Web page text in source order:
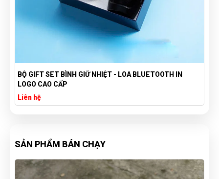
BỘ GIFT SET BÌNH GIỮ NHIỆT - LOA BLUETOOTH IN
LOGO CAO CẤP
Liên hệ
SẢN PHẨM BÁN CHẠY